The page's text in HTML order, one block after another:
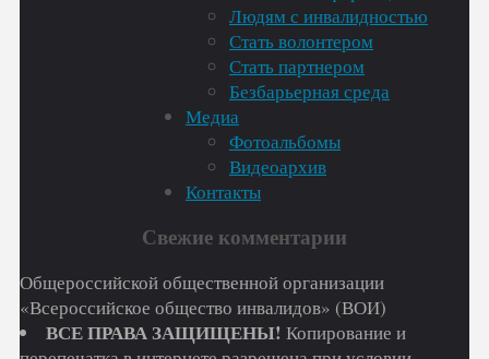
страховой Людям с инвалидностью
Стать волонтером
Стать партнером
Безбарьерная среда
Медиа
Фотоальбомы
Видеоархив
Контакты
Свежие комментарии
Общероссийской общественной организации
«Всероссийское общество инвалидов» (ВОИ)
ВСЕ ПРАВА ЗАЩИЩЕНЫ! Копирование и